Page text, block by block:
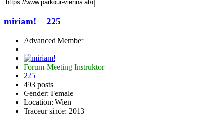
miriam! 225
Advanced Member
Forum-Meeting Instruktor
225
493 posts
Gender: Female
Location: Wien
Traceur since: 2013